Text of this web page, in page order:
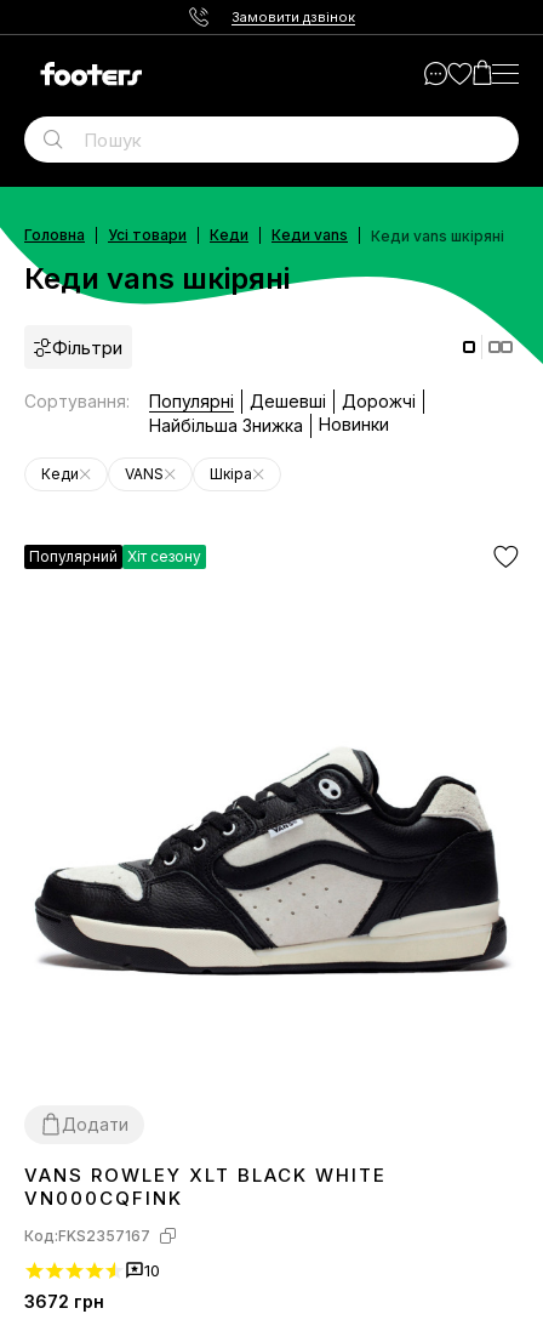
Замовити дзвінок
Головна Усі товари Кеди Кеди vans Кеди vans шкіряні
Кеди vans шкіряні
Фільтри
Сортування: Популярні Дешевші
Дорожчі
Найбільша Знижка
Новинки
Кеди VANS Шкіра
Популярний Хіт сезону
Додати
3738 4041 42 4344 45
VANS ROWLEY XLT BLACK WHITE
VN000CQFINK
Код:FKS2357167
10
3672 грн